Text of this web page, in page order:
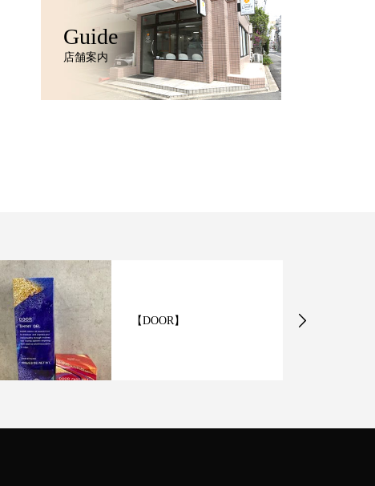
Guide
店舗案内
【DOOR】